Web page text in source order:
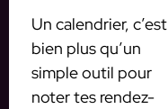
Un calendrier, c’est
bien plus qu’un
simple outil pour
noter tes rendez-